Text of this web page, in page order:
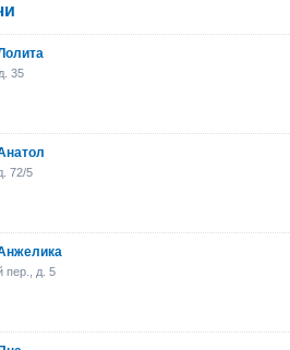
35
72/5
пер., д. 5